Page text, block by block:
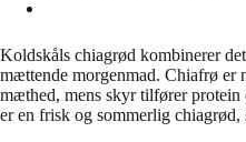
Koldskåls chiagrød kombinerer
mættende morgenmad. Chiafrø
mæthed, mens skyr tilfører protein
er en frisk og sommerlig chiagrød,